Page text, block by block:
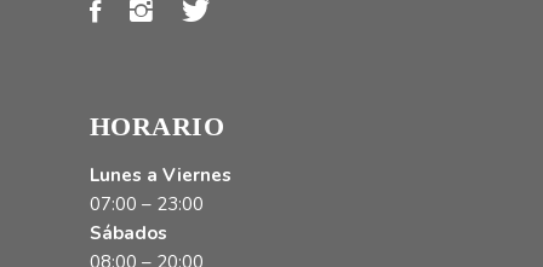
HORARIO
Lunes a Viernes
07:00 – 23:00
Sábados
08:00 – 20:00